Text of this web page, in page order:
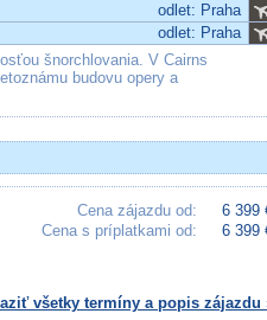
odlet: Praha
odlet: Praha
šnorchlovania. V Cairns
budovu opery a
Cena zájazdu od:
6 399
Cena s príplatkami od:
6 399
všetky termíny a popis zájazdu